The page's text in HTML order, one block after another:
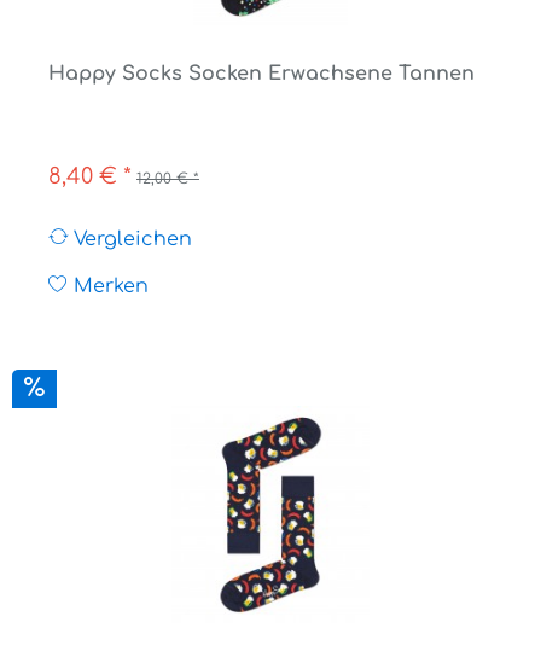
Happy Socks Socken Erwachsene Tannen
8,40 € * 12,00 € *
Vergleichen
Merken